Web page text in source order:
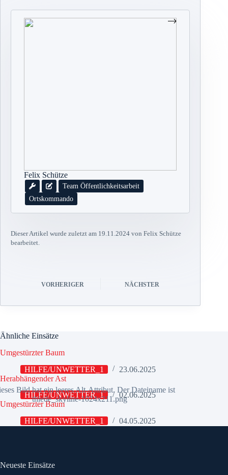
Felix Schütze
Team Öffentlichkeitsarbeit
Ortskommando
Dieser Artikel wurde zuletzt am 19.11.2024 von Felix Schütze
bearbeitet.
VORHERIGER NÄCHSTER
Ähnliche Einsätze
Umgestürzter Baum
HILFE/UNWETTER_1
23.06.2025
Herabhängender Ast
HILFE/UNWETTER_1
02.06.2025
Umgestürzter Baum
HILFE/UNWETTER_1
04.05.2025
Neueste Einsätze